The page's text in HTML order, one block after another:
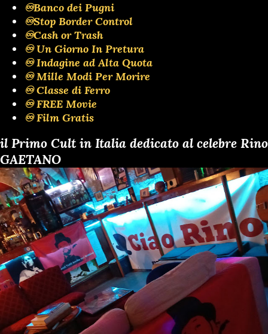
♾️Banco dei Pugni
♾️Stop Border Control
♾️Cash or Trash
♾️ Un Giorno In Pretura
♾️ Indagine ad Alta Quota
♾️ Mille Modi Per Morire
♾️ Classe di Ferro
♾️ FREE Movie
♾️ Film Gratis
il Primo Cult in Italia dedicato al celebre Rino
GAETANO